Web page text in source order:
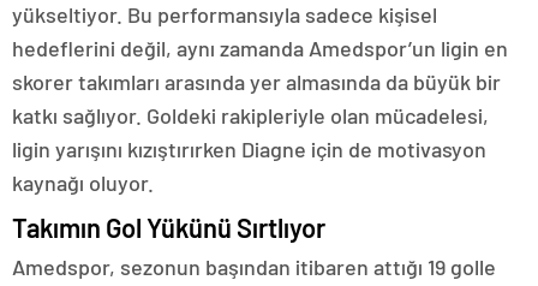
yükseltiyor. Bu performansıyla sadece kişisel
hedeflerini değil, aynı zamanda Amedspor’un ligin en
skorer takımları arasında yer almasında da büyük bir
katkı sağlıyor. Goldeki rakipleriyle olan mücadelesi,
ligin yarışını kızıştırırken Diagne için de motivasyon
kaynağı oluyor.
Takımın Gol Yükünü Sırtlıyor
Amedspor, sezonun başından itibaren attığı 19 golle